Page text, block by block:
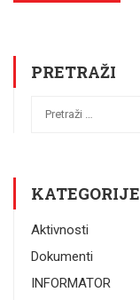
PRETRAŽI
KATEGORIJE
Aktivnosti
Dokumenti
INFORMATOR